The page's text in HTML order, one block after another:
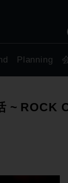
Planning
~ ROCK